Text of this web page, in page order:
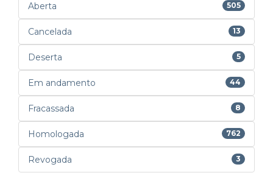
Aberta 505
Cancelada 13
Deserta 5
Em andamento 44
Fracassada 8
Homologada 762
Revogada 3